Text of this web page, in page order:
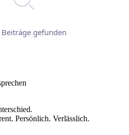
Beiträge gefunden
Persönlich. Verlässlich.